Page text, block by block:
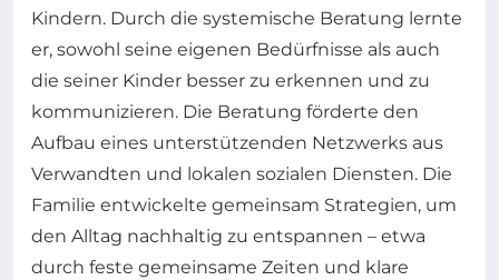
Kindern. Durch die systemische Beratung lernte
er, sowohl seine eigenen Bedürfnisse als auch
die seiner Kinder besser zu erkennen und zu
kommunizieren. Die Beratung förderte den
Aufbau eines unterstützenden Netzwerks aus
Verwandten und lokalen sozialen Diensten. Die
Familie entwickelte gemeinsam Strategien, um
den Alltag nachhaltig zu entspannen – etwa
durch feste gemeinsame Zeiten und klare